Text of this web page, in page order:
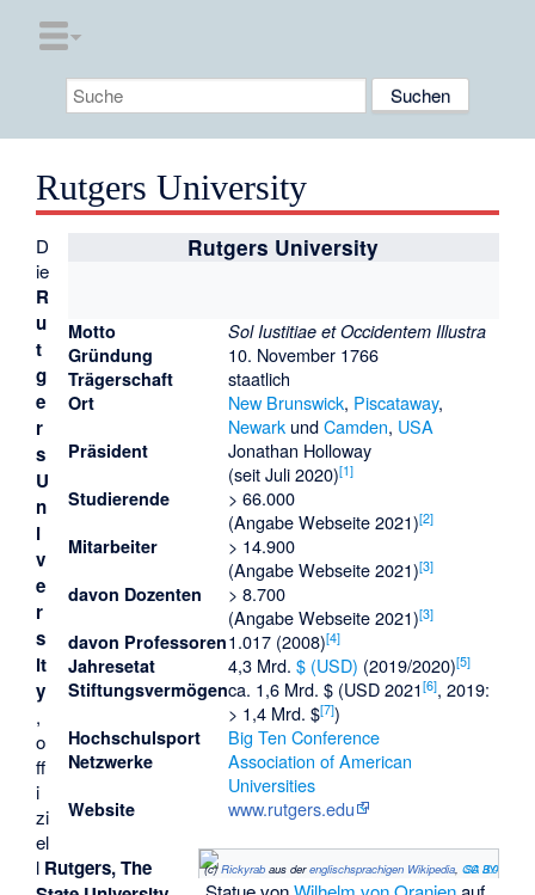
Rutgers University
Rutgers University
Motto
Sol Iustitiae et Occidentem Illustra
Gründung
10. November 1766
Trägerschaft staatlich
Ort New Brunswick, Piscataway,
NewarkundCamden, USA
Präsident
Jonathan Holloway
(seit Juli 2020)[1]
Studierende
> 66.000
(Angabe Webseite 2021)[2]
Mitarbeiter
> 14.900
(Angabe Webseite 2021)[3]
davon Dozenten
> 8.700
(Angabe Webseite 2021)[3]
davon Professoren1.017 (2008)[4]
Jahresetat 4,3 Mrd. $ (USD) (2019/2020)[5]
Stiftungsvermögenca. 1,6 Mrd. $ (USD 2021 [6], 2019:
> 1,4 Mrd. $[7])
Hochschulsport Big Ten Conference
Netzwerke
Association of American
Universities
Website www.rutgers.edu
(c)Rickyrabaus derenglischsprachigen Wikipedia, CC BY-SA 3.0
D
ie
R
u
t
g
e
r
s
U
n
i
v
e
r
s
it
y
,
o
ff
i
zi
el
l Rutgers, The